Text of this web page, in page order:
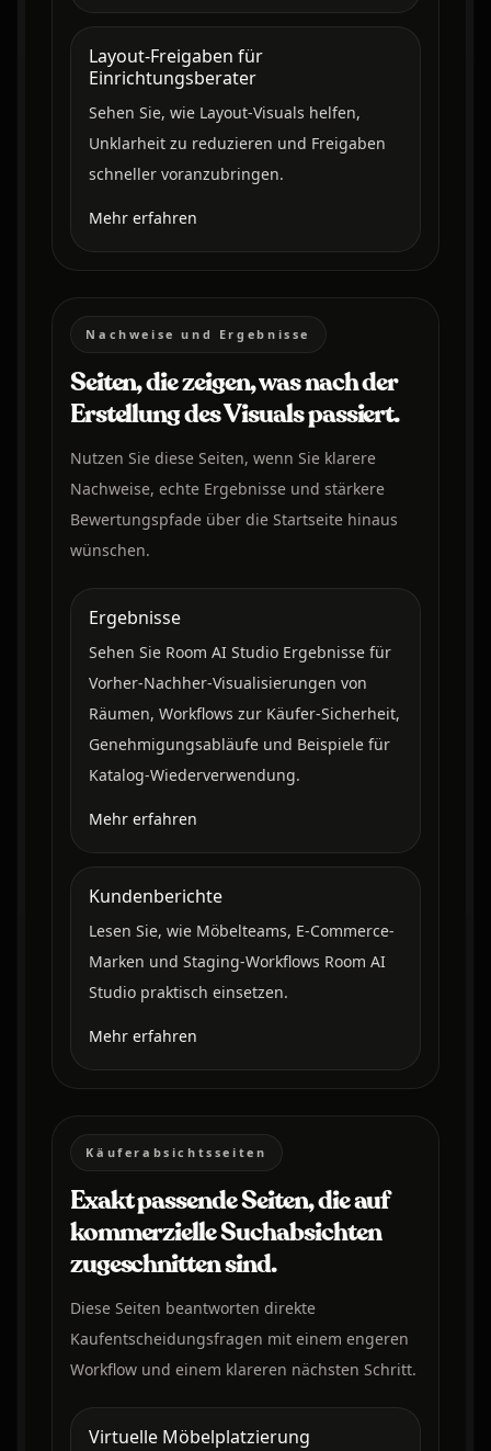
Layout-Freigaben für
Einrichtungsberater
Sehen Sie, wie Layout-Visuals helfen,
Unklarheit zu reduzieren und Freigaben
schneller voranzubringen.
Mehr erfahren
Nachweise und Ergebnisse
Seiten, die zeigen, was nach der
Erstellung des Visuals passiert.
Nutzen Sie diese Seiten, wenn Sie klarere
Nachweise, echte Ergebnisse und stärkere
Bewertungspfade über die Startseite hinaus
wünschen.
Ergebnisse
Sehen Sie Room AI Studio Ergebnisse für
Vorher-Nachher-Visualisierungen von
Räumen, Workflows zur Käufer-Sicherheit,
Genehmigungsabläufe und Beispiele für
Katalog-Wiederverwendung.
Mehr erfahren
Kundenberichte
Lesen Sie, wie Möbelteams, E-Commerce-
Marken und Staging-Workflows Room AI
Studio praktisch einsetzen.
Mehr erfahren
Käuferabsichtsseiten
Exakt passende Seiten, die auf
kommerzielle Suchabsichten
zugeschnitten sind.
Diese Seiten beantworten direkte
Kaufentscheidungsfragen mit einem engeren
Workflow und einem klareren nächsten Schritt.
Virtuelle Möbelplatzierung